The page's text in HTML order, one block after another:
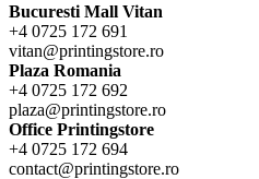
Bucuresti Mall Vitan
+4 0725 172 691
vitan@printingstore.ro
Plaza Romania
+4 0725 172 692
plaza@printingstore.ro
Office Printingstore
+4 0725 172 694
contact@printingstore.ro